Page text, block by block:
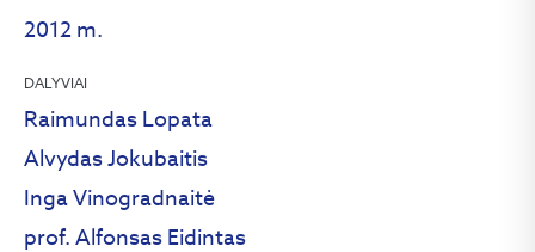
2012 m.
DALYVIAI
Raimundas Lopata
Alvydas Jokubaitis
Inga Vinogradnaitė
prof. Alfonsas Eidintas